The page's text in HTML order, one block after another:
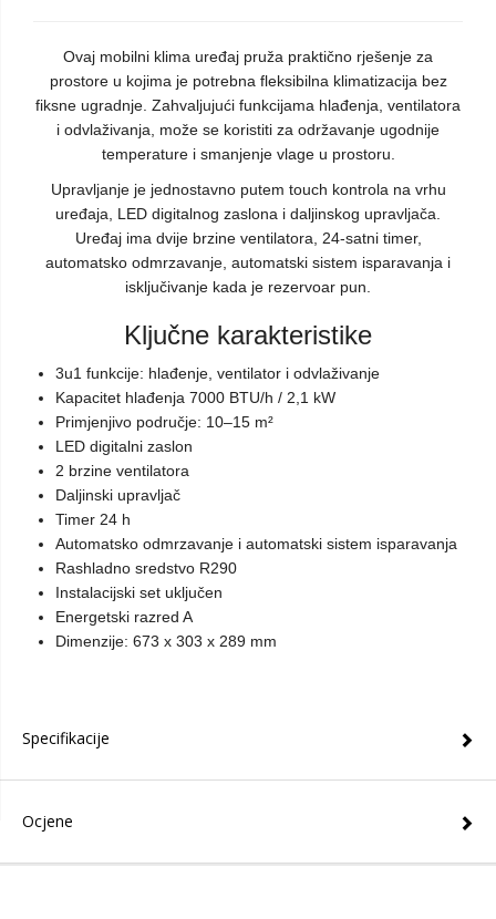
Ovaj mobilni klima uređaj pruža praktično rješenje za
prostore u kojima je potrebna fleksibilna klimatizacija bez
fiksne ugradnje. Zahvaljujući funkcijama hlađenja, ventilatora
i odvlaživanja, može se koristiti za održavanje ugodnije
temperature i smanjenje vlage u prostoru.
Upravljanje je jednostavno putem touch kontrola na vrhu
uređaja, LED digitalnog zaslona i daljinskog upravljača.
Uređaj ima dvije brzine ventilatora, 24-satni timer,
automatsko odmrzavanje, automatski sistem isparavanja i
isključivanje kada je rezervoar pun.
Ključne karakteristike
3u1 funkcije: hlađenje, ventilator i odvlaživanje
Kapacitet hlađenja 7000 BTU/h / 2,1 kW
Primjenjivo područje: 10–15 m²
LED digitalni zaslon
2 brzine ventilatora
Daljinski upravljač
Timer 24 h
Automatsko odmrzavanje i automatski sistem isparavanja
Rashladno sredstvo R290
Instalacijski set uključen
Energetski razred A
Dimenzije: 673 x 303 x 289 mm
Specifikacije
Ocjene